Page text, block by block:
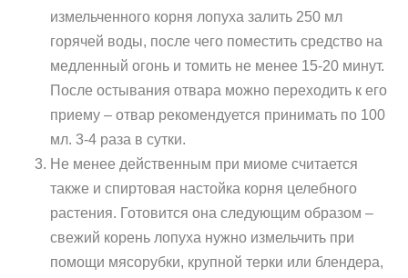
измельченного корня лопуха залить 250 мл
горячей воды, после чего поместить средство на
медленный огонь и томить не менее 15-20 минут.
После остывания отвара можно переходить к его
приему – отвар рекомендуется принимать по 100
мл. 3-4 раза в сутки.
Не менее действенным при миоме считается
также и спиртовая настойка корня целебного
растения. Готовится она следующим образом –
свежий корень лопуха нужно измельчить при
помощи мясорубки, крупной терки или блендера,